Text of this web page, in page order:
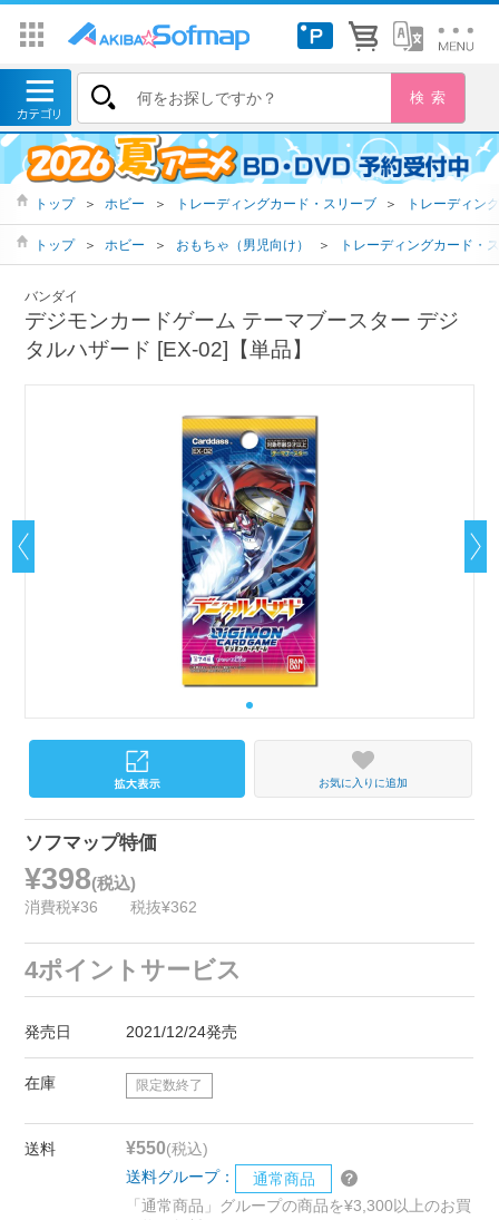
トップ ＞ ホビー ＞ トレーディングカード・スリーブ ＞ トレーディン
トップ ＞ ホビー ＞ おもちゃ（男児向け） ＞ トレーディングカード・
バンダイ
デジモンカードゲーム テーマブースター デジ
タルハザード [EX-02]【単品】
お気に入りに追加
ソフマップ特価
¥398(税込)
消費税¥36 税抜¥362
4ポイントサービス
発売日 2021/12/24発売
在庫 限定数終了
送料 ¥550(税込)
送料グループ：
通常商品
「通常商品」グループの商品を¥3,300以上のお買